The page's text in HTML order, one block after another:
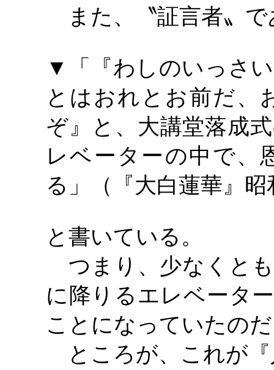
また、〝証言者〟で
▼「『わしのいっさ
とはおれとお前だ、
ぞ』と、大講堂落成
レベーターの中で、
る」（『大白蓮華』
と書いている。
つまり、少なくと
に降りるエレベータ
ことになっていたの
ところが、これが『